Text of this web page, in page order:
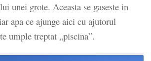
unei grote. Aceasta se gaseste in
apa ce ajunge aici cu ajutorul
umple treptat „piscina”.